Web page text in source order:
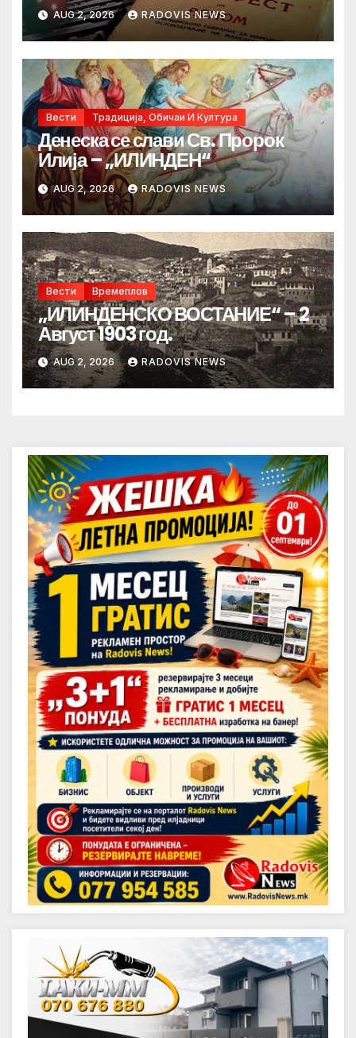
AUG 2, 2026 RADOVIS NEWS
Вести Традиција, Обичаи И Култура
Денеска се слави Св. Пророк
Илија – „ИЛИНДЕН“
AUG 2, 2026 RADOVIS NEWS
Вести Времеплов
„ИЛИНДЕНСКО ВОСТАНИЕ“ – 2
Август 1903 год.
AUG 2, 2026 RADOVIS NEWS